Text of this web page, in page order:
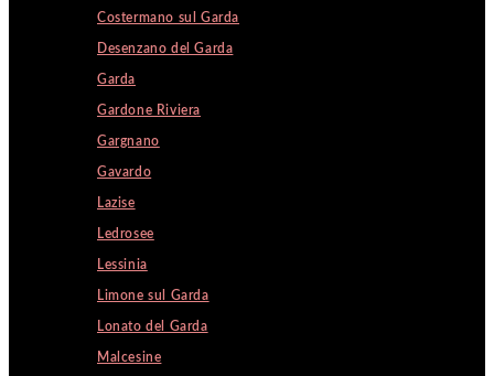
Costermano sul Garda
Desenzano del Garda
Garda
Gardone Riviera
Gargnano
Gavardo
Lazise
Ledrosee
Lessinia
Limone sul Garda
Lonato del Garda
Malcesine